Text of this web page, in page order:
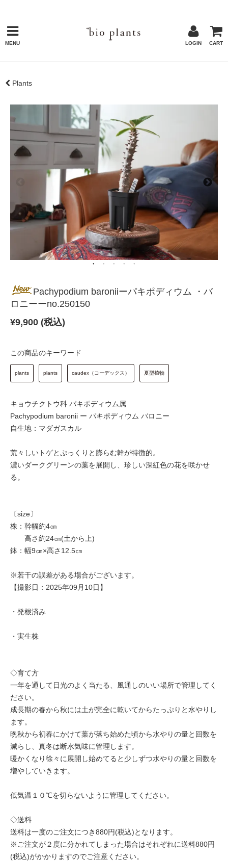
MENU LOGIN CART
Plants
Pachypodium baroniiーパキポディウム ・バ
ロニーーno.250150
¥9,900 (税込)
この商品のキーワード
plants plants caudex（コーデックス） 夏型植物
キョウチクトウ科 パキポディウム属
Pachypodium baronii ー パキポディウム バロニー
自生地：マダガスカル
荒々しいトゲとぷっくりと膨らむ幹が特徴的。
濃いダークグリーンの葉を展開し、珍しい深紅色の花を咲かせ
る。
〔size〕
株：幹幅約4㎝
高さ約24㎝(土から上)
鉢：幅9㎝×高さ12.5㎝
※若干の誤差がある場合がございます。
【撮影日：2025年09月10日】
・発根済み
・実生株
◇育て方
一年を通して日光のよく当たる、風通しのいい場所で管理してく
ださい。
成長期の春から秋には土が完全に乾いてからたっぷりと水やりし
ます。
晩秋から初春にかけて葉が落ち始めた頃から水やりの量と回数を
減らし、真冬は断水気味に管理します。
暖かくなり徐々に展開し始めてると少しずつ水やりの量と回数を
増やしていきます。
低気温１０℃を切らないように管理してください。
◇送料
送料は一度のご注文につき880円(税込)となります。
※ご注文が２度に分かれてしまった場合はそれぞれに送料880円
(税込)がかかりますのでご注意ください。